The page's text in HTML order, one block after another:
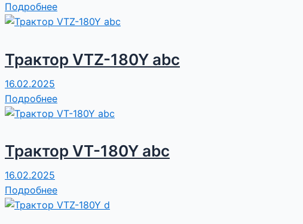
Подробнее
Трактор VTZ-180Y abc
16.02.2025
Подробнее
Трактор VT-180Y abc
16.02.2025
Подробнее